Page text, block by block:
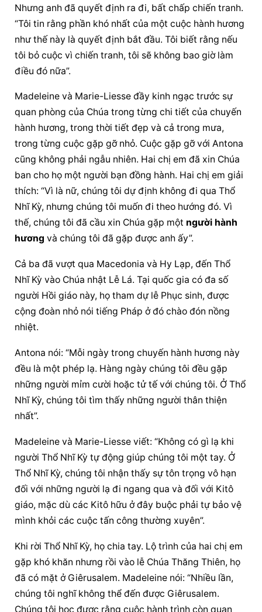
Nhưng anh đã quyết định ra đi, bất chấp chiến tranh.
“Tôi tin rằng phần khó nhất của một cuộc hành hương
như thế này là quyết định bắt đầu. Tôi biết rằng nếu
tôi bỏ cuộc vì chiến tranh, tôi sẽ không bao giờ làm
điều đó nữa”.
Madeleine và Marie-Liesse đầy kinh ngạc trước sự
quan phòng của Chúa trong từng chi tiết của chuyến
hành hương, trong thời tiết đẹp và cả trong mưa,
trong từng cuộc gặp gỡ nhỏ. Cuộc gặp gỡ với Antona
cũng không phải ngẫu nhiên. Hai chị em đã xin Chúa
ban cho họ một người bạn đồng hành. Hai chị em giải
thích: “Vì là nữ, chúng tôi dự định không đi qua Thổ
Nhĩ Kỳ, nhưng chúng tôi muốn đi theo hướng đó. Vì
thế, chúng tôi đã cầu xin Chúa gặp một người hành
hương và chúng tôi đã gặp được anh ấy”.
Cả ba đã vượt qua Macedonia và Hy Lạp, đến Thổ
Nhĩ Kỳ vào Chúa nhật Lễ Lá. Tại quốc gia có đa số
người Hồi giáo này, họ tham dự lễ Phục sinh, được
cộng đoàn nhỏ nói tiếng Pháp ở đó chào đón nồng
nhiệt.
Antona nói: “Mỗi ngày trong chuyến hành hương này
đều là một phép lạ. Hàng ngày chúng tôi đều gặp
những người mỉm cười hoặc tử tế với chúng tôi. Ở Thổ
Nhĩ Kỳ, chúng tôi tìm thấy những người thân thiện
nhất”.
Madeleine và Marie-Liesse viết: “Không có gì lạ khi
người Thổ Nhĩ Kỳ tự động giúp chúng tôi một tay. Ở
Thổ Nhĩ Kỳ, chúng tôi nhận thấy sự tôn trọng vô hạn
đối với những người lạ đi ngang qua và đối với Kitô
giáo, mặc dù các Kitô hữu ở đây buộc phải tự bảo vệ
mình khỏi các cuộc tấn công thường xuyên”.
Khi rời Thổ Nhĩ Kỳ, họ chia tay. Lộ trình của hai chị em
gặp khó khăn nhưng rồi vào lễ Chúa Thăng Thiên, họ
đã có mặt ở Giêrusalem. Madeleine nói: “Nhiều lần,
chúng tôi nghĩ không thể đến được Giêrusalem.
Chúng tôi học được rằng cuộc hành trình còn quan